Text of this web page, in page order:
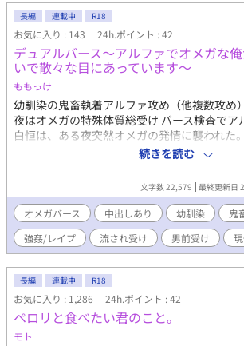
長編 連載中 R18
お気に入り : 143 24h.ポイント : 42
デュアルバース〜アルファでオメガな
いで散々な目にあっています〜
ももっけ
幼馴染の鬼畜執着アルファ攻め（他複数攻め
夜はオメガの特殊体質総受け バース検査でア
白恒は、ある夜突然オメガの発情に襲われた
人に見つかり無理やり番にされてしまう。 ※
暴力描写注意、攻めは基本クズ 連作短編。
続きを読む
文字数 22,579 最終更新日
オメガバース 中出しあり 幼馴染 鬼
強姦/レイプ
流され受け 男前受け
長編 連載中 R18
お気に入り : 1,286 24h.ポイント : 42
ペロリと食べたい君のこと。
モト